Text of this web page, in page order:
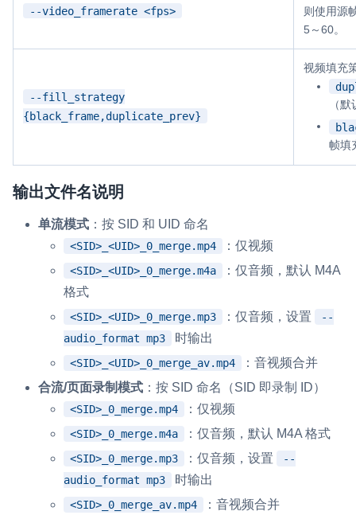
--video_framerate <fps>
则使用源
5～60。
--fill_strategy
{black_frame,duplicate_prev}
视频填充
（
帧填
输出文件名说明
单流模式 ：按 SID 和 UID 命名
<SID>_<UID>_0_merge.mp4 ：仅视频
<SID>_<UID>_0_merge.m4a
：仅音频，默认 M4A
格式
<SID>_<UID>_0_merge.mp3 ：仅音频，设置
--
audio_format mp3
时输出
<SID>_<UID>_0_merge_av.mp4
：音视频合并
合流/页面录制模式 ：按 SID 命名（SID 即录制 ID）
<SID>_0_merge.mp4 ：仅视频
<SID>_0_merge.m4a ：仅音频，默认 M4A 格式
<SID>_0_merge.mp3 ：仅音频，设置
--
audio_format mp3
时输出
<SID>_0_merge_av.mp4 ：音视频合并